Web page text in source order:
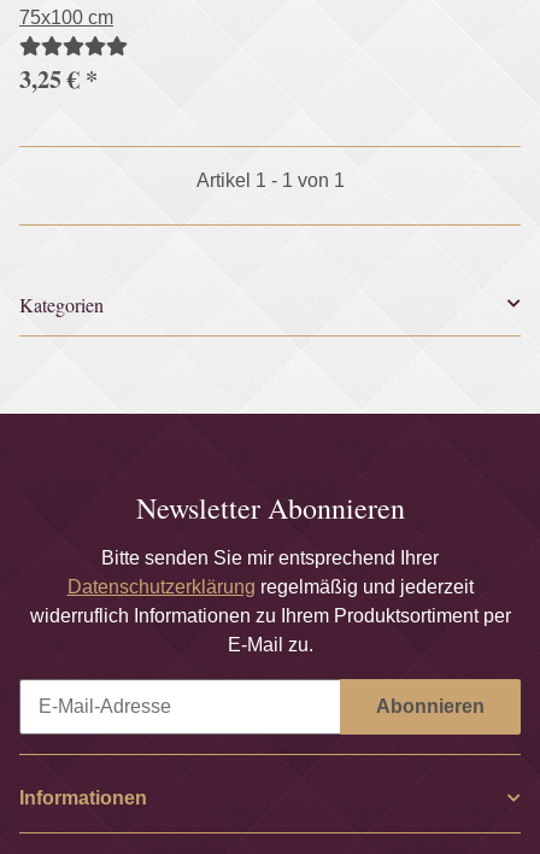
75x100 cm
3,25 € *
Artikel 1 - 1 von 1
Kategorien
Newsletter Abonnieren
Bitte senden Sie mir entsprechend Ihrer
Datenschutzerklärung regelmäßig und jederzeit
widerruflich Informationen zu Ihrem Produktsortiment per
E-Mail zu.
Abonnieren
Informationen